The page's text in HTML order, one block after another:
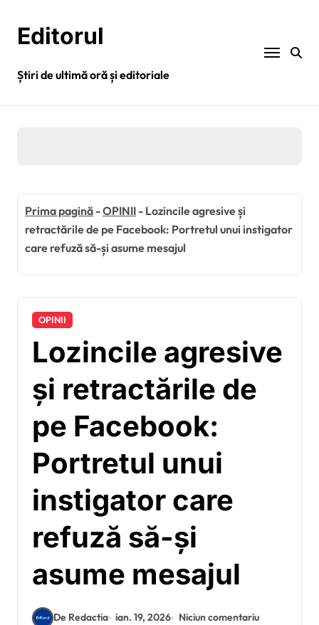
conținutEditorul
Știri de ultimă oră și editoriale
Prima pagină -OPINII - Lozincile agresive și
retractările de pe Facebook: Portretul unui instigator
care refuză să-și asume mesajul
OPINII
Lozincile agresive
și retractările de
pe Facebook:
Portretul unui
instigator care
refuză să-și
asume mesajul
De Redactia ian. 19, 2026 Niciun comentariu